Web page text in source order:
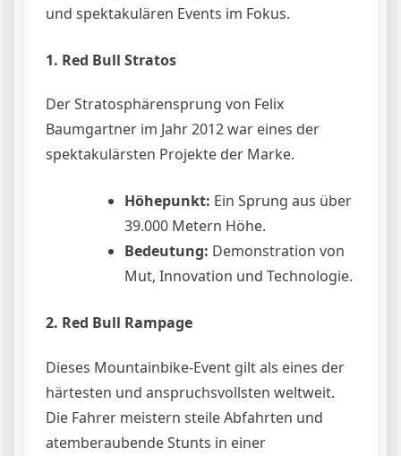
und spektakulären Events im Fokus.
1. Red Bull Stratos
Der Stratosphärensprung von Felix
Baumgartner im Jahr 2012 war eines der
spektakulärsten Projekte der Marke.
Höhepunkt: Ein Sprung aus über
39.000 Metern Höhe.
Bedeutung: Demonstration von
Mut, Innovation und Technologie.
2. Red Bull Rampage
Dieses Mountainbike-Event gilt als eines der
härtesten und anspruchsvollsten weltweit.
Die Fahrer meistern steile Abfahrten und
atemberaubende Stunts in einer